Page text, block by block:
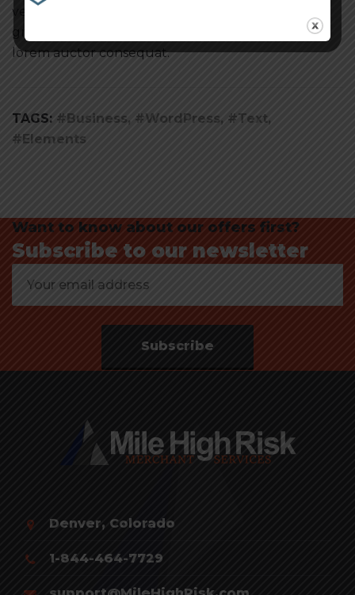
vel turpis. Fusce vestibulum suscipit sem, vel
gravida neque maximus ut. Duis dignissim enim at
lorem auctor consequat.
TAGS: #Business, #WordPress, #Text,
#Elements
Want to know about our offers first?
Subscribe to our newsletter
Subscribe
Denver, Colorado
1-844-464-7729